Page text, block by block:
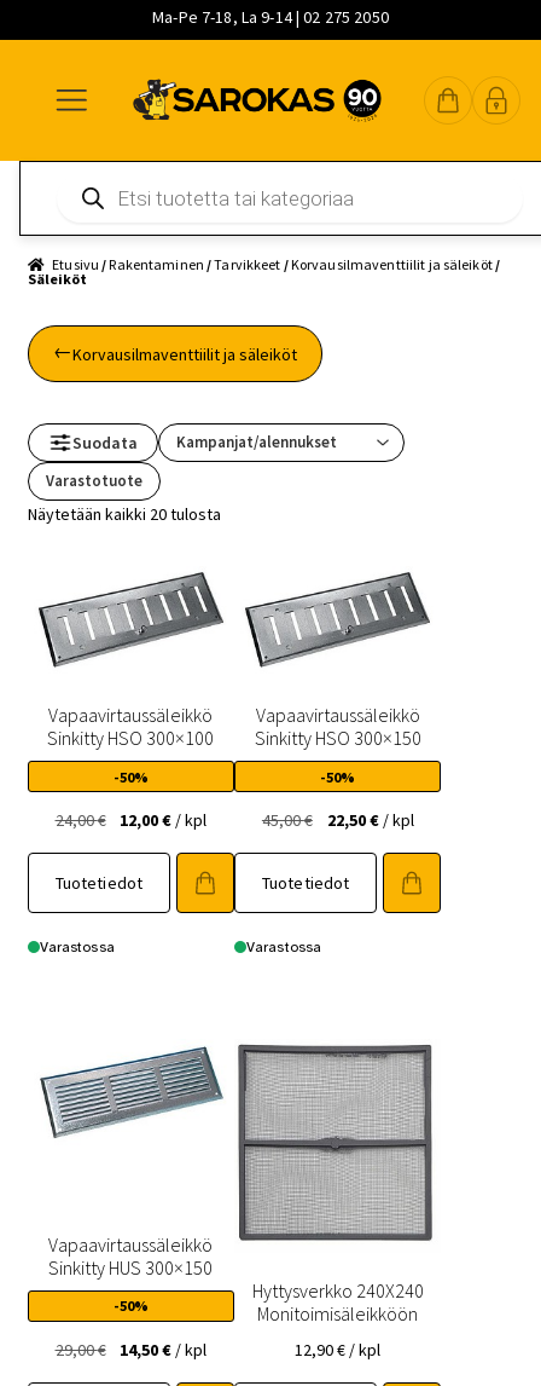
Ma-Pe 7-18, La 9-14 | 02 275 2050
navigointiin
sisältöön
pääsisältöön
search
Etusivu /Rakentaminen /Tarvikkeet /Korvausilmaventtiilit ja säleiköt/
Säleiköt
Korvausilmaventtiilit ja säleiköt
Suodata
Varastotuote
Näytetään kaikki 20 tulosta
Vapaavirtaussäleikkö
Sinkitty HSO 300×100
-50%
24,00€
Alkuperäinen
oli:
12,00€Nykyinen
12,00 €.
/ kpl
Tuotetiedot
Varastossa
Vapaavirtaussäleikkö
Sinkitty HSO 300×150
-50%
45,00€
Alkuperäinen
oli:
22,50€Nykyinen
22,50 €.
/ kpl
Tuotetiedot
Varastossa
Vapaavirtaussäleikkö
Sinkitty HUS 300×150
-50%
29,00€
Alkuperäinen
14,50€Nykyinen
/ kpl
Hyttysverkko 240X240
Monitoimisäleikköön
12,90€ / kpl